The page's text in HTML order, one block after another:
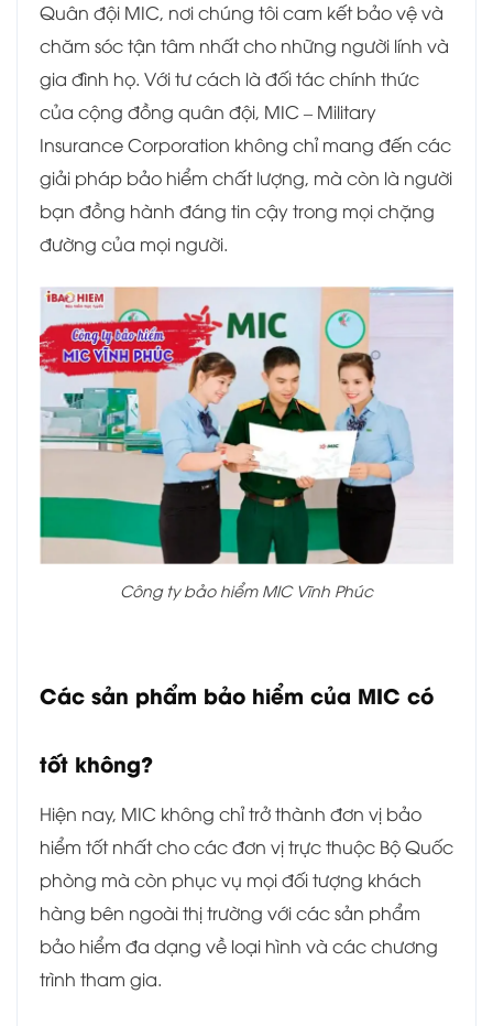
Quân đội MIC, nơi chúng tôi cam kết bảo vệ và
chăm sóc tận tâm nhất cho những người lính và
gia đình họ. Với tư cách là đối tác chính thức
của cộng đồng quân đội, MIC – Military
Insurance Corporation không chỉ mang đến các
giải pháp bảo hiểm chất lượng, mà còn là người
bạn đồng hành đáng tin cậy trong mọi chặng
đường của mọi người.
Công ty bảo hiểm MIC Vĩnh Phúc
Các sản phẩm bảo hiểm của MIC có
tốt không?
Hiện nay, MIC không chỉ trở thành đơn vị bảo
hiểm tốt nhất cho các đơn vị trực thuộc Bộ Quốc
phòng mà còn phục vụ mọi đối tượng khách
hàng bên ngoài thị trường với các sản phẩm
bảo hiểm đa dạng về loại hình và các chương
trình tham gia.